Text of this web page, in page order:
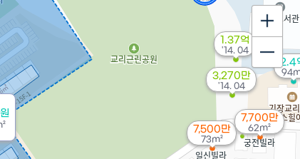
7,500만
73m²
2.4
7,700만
62m²
3,270만
'14. 04
1.37억
'14. 04